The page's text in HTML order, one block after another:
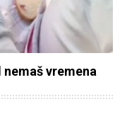
vremena